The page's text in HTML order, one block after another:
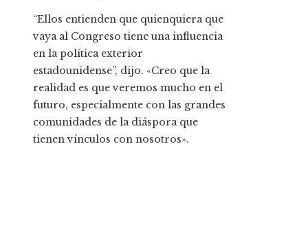
“Ellos entienden que quienquiera que
vaya al Congreso tiene una influencia
en la política exterior
estadounidense”, dijo. «Creo que la
realidad es que veremos mucho en el
futuro, especialmente con las grandes
comunidades de la diáspora que
tienen vínculos con nosotros».